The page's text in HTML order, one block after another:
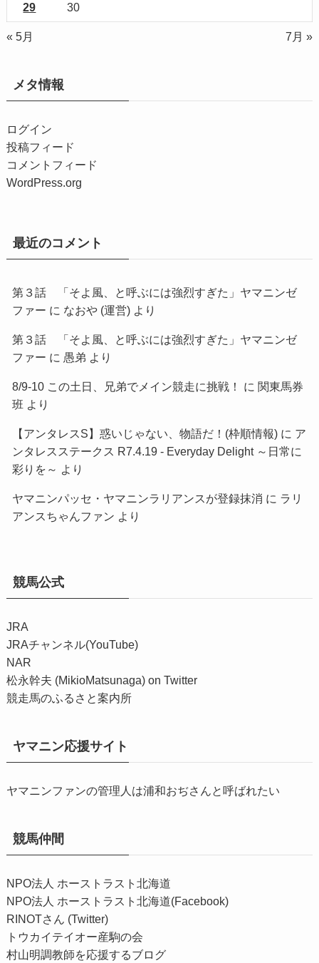
29 30
« 5月 7月 »
メタ情報
ログイン
投稿フィード
コメントフィード
WordPress.org
最近のコメント
第３話 「そよ風、と呼ぶには強烈すぎた」ヤマニンゼ
ファー に なおや (運営)より
第３話 「そよ風、と呼ぶには強烈すぎた」ヤマニンゼ
ファー に 愚弟 より
8/9-10 この土日、兄弟でメイン競走に挑戦！ に 関東馬券
班 より
【アンタレスS】惑いじゃない、物語だ！(枠順情報)に ア
ンタレスステークス R7.4.19 - Everyday Delight ～日常に
彩りを～ より
ヤマニンパッセ・ヤマニンラリアンスが登録抹消 に ラリ
アンスちゃんファン より
競馬公式
JRA
JRAチャンネル(YouTube)
NAR
松永幹夫 (MikioMatsunaga) on Twitter
競走馬のふるさと案内所
ヤマニン応援サイト
ヤマニンファンの管理人は浦和おぢさんと呼ばれたい
競馬仲間
NPO法人 ホーストラスト北海道
NPO法人 ホーストラスト北海道(Facebook)
RINOTさん (Twitter)
トウカイテイオー産駒の会
村山明調教師を応援するブログ